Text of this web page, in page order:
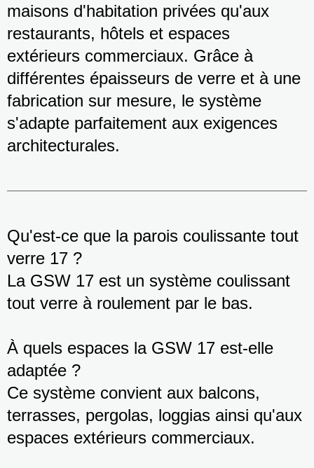
maisons d'habitation privées qu'aux
restaurants, hôtels et espaces
extérieurs commerciaux. Grâce à
différentes épaisseurs de verre et à une
fabrication sur mesure, le système
s'adapte parfaitement aux exigences
architecturales.
Qu'est-ce que la parois coulissante tout
verre 17 ?
La GSW 17 est un système coulissant
tout verre à roulement par le bas.
À quels espaces la GSW 17 est-elle
adaptée ?
Ce système convient aux balcons,
terrasses, pergolas, loggias ainsi qu'aux
espaces extérieurs commerciaux.